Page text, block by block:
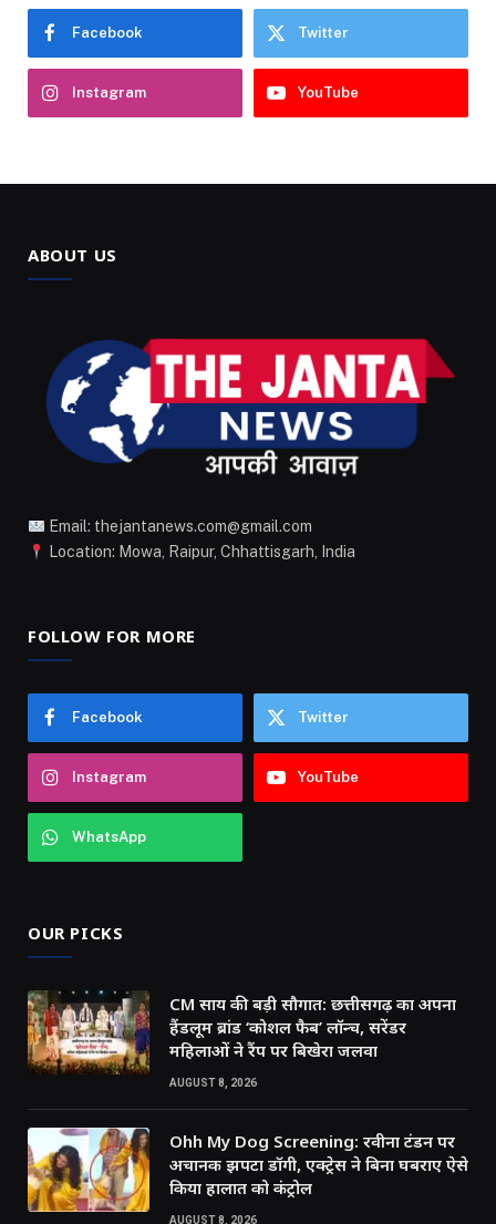
Facebook Twitter
Instagram YouTube
ABOUT US
Email: thejantanews.com@gmail.com
Location: Mowa, Raipur, Chhattisgarh, India
FOLLOW FOR MORE
Facebook Twitter
Instagram YouTube
WhatsApp
OUR PICKS
CM साय की बड़ी सौगात: छत्तीसगढ़ का अपना
हैंडलूम ब्रांड ‘कोशल फैब’ लॉन्च, सरेंडर
महिलाओं ने रैंप पर बिखेरा जलवा
AUGUST 8, 2026
Ohh My Dog Screening: रवीना टंडन पर
अचानक झपटा डॉगी, एक्ट्रेस ने बिना घबराए ऐसे
किया हालात को कंट्रोल
AUGUST 8, 2026